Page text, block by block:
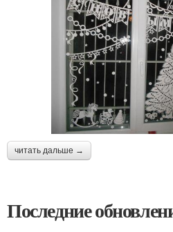
читать дальше →
Последние